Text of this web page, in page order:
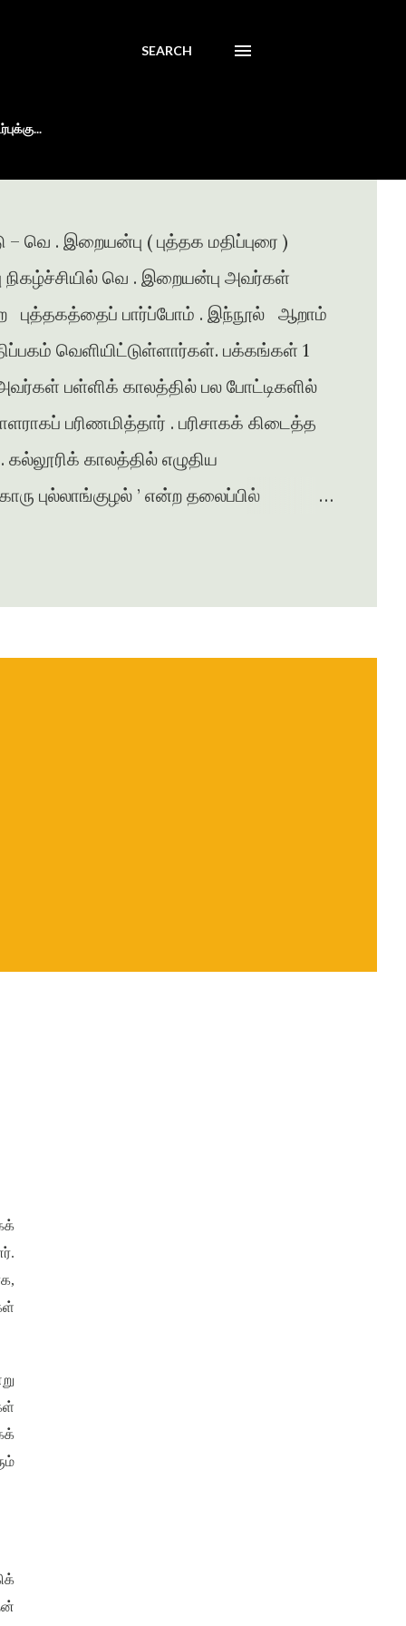
SEARCH
வெ . இறையன்பு ( புத்தக மதிப்புரை )
நிகழ்ச்சியில் வெ . இறையன்பு அவர்கள்
புத்தகத்தைப் பார்ப்போம் . இந்நூல் ஆறாம்
வெளியிட்டுள்ளார்கள். பக்கங்கள் 1
பள்ளிக் காலத்தில் பல போட்டிகளில்
பரிணமித்தார் . பரிசாகக் கிடைத்த
காலத்தில் எழுதிய
புல்லாங்குழல் ’ என்ற தலைப்பில்
நாவல் ‘ ஆத்தங்கரை ஓரம் ‘
.
,